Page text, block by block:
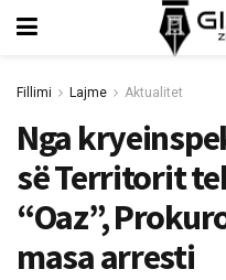
Fillimi Lajme Aktualitet
Nga
së Territorit
“Oaz”,
masa arresti